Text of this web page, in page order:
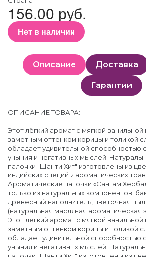
156.00 руб.
Нет в наличии
Описание Доставка
Гарантии
ОПИСАНИЕ ТОВАРА:
Этот лёгкий аромат с мягкой ванильной
заметным оттенком корицы и толикой
обладает удивительной способностью
уныния и негативных мыслей.
палочки "Шанти Хит" изготовлены из
индийских специй и ароматических трав.
Ароматические палочки «Сангам
только из натуральных компонентов:
древесный наполнитель, цветочная
(натуральная масляная ароматическая
Этот лёгкий аромат с мягкой ванильной
заметным оттенком корицы и толикой
обладает удивительной способностью
уныния и негативных мыслей.